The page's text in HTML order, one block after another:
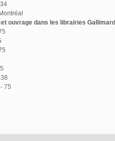
ouvrage dans les librairies Gallimard
75